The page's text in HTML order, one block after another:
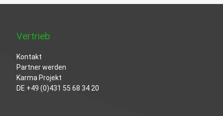
Vertrieb
Kontakt
Partner werden
Karma Projekt
DE +49 (0)431 55 68 34 20